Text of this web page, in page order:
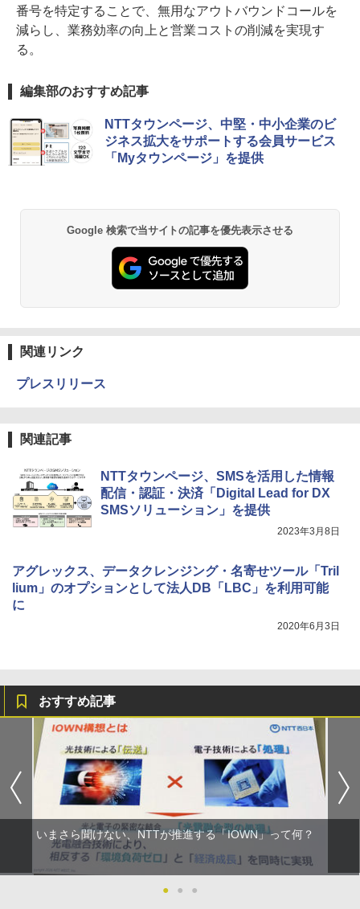
番号を特定することで、無用なアウトバウンドコールを
減らし、業務効率の向上と営業コストの削減を実現す
る。
編集部のおすすめ記事
NTTタウンページ、中堅・中小企業のビ
ジネス拡大をサポートする会員サービス
「Myタウンページ」を提供
Google 検索で当サイトの記事を優先表示させる
関連リンク
プレスリリース
関連記事
NTTタウンページ、SMSを活用した情報
配信・認証・決済「Digital Lead for DX
SMSソリューション」を提供
2023年3月8日
アグレックス、データクレンジング・名寄せツール「Tril
lium」のオプションとして法人DB「LBC」を利用可能
に
2020年6月3日
おすすめ記事
いまさら聞けない、NTTが推進する「IOWN」って何？
● ● ●